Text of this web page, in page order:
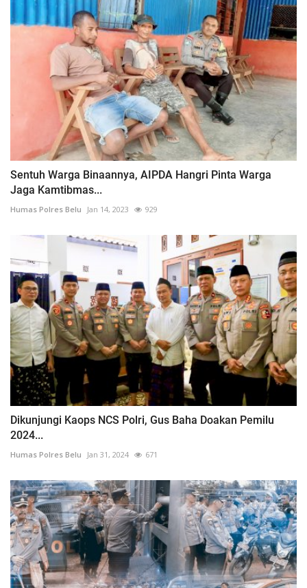
Sentuh Warga Binaannya, AIPDA Hangri Pinta Warga
Jaga Kamtibmas...
Humas Polres Belu Jan 14, 2023 929
Dikunjungi Kaops NCS Polri, Gus Baha Doakan Pemilu
2024...
Humas Polres Belu Jan 31, 2024 671